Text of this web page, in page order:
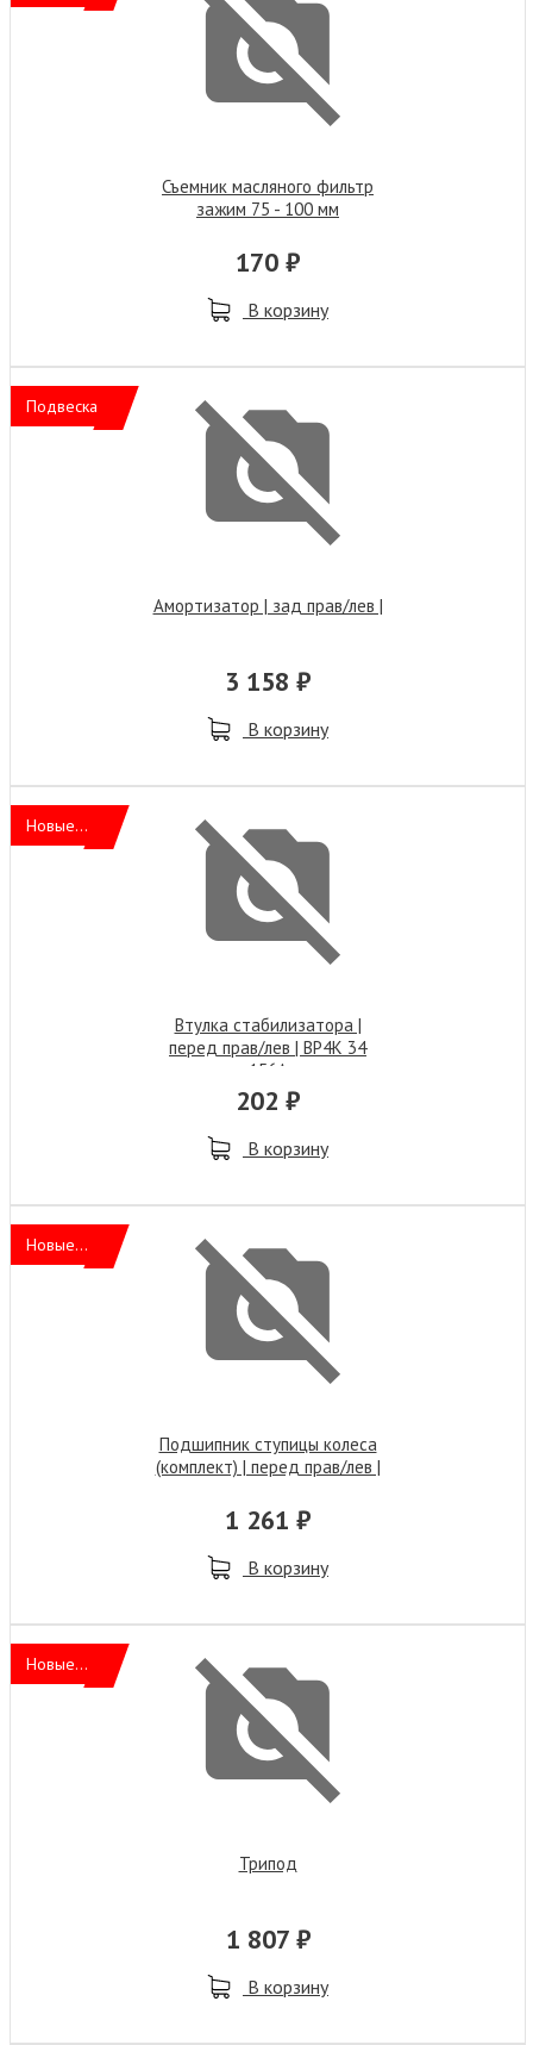
Съемник масляного фильтр
зажим 75 - 100 мм
170 ₽
В корзину
Подвеска
Амортизатор | зад прав/лев |
3 158 ₽
В корзину
Новые...
Втулка стабилизатора |
перед прав/лев | BP4K 34
156A
202 ₽
В корзину
Новые...
Подшипник ступицы колеса
(комплект) | перед прав/лев |
1 261 ₽
В корзину
Новые...
Трипод
1 807 ₽
В корзину